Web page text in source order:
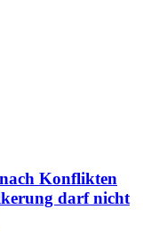
Konflikten
darf nicht